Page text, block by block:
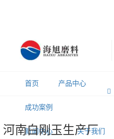
首页 产品中心
成功案例
新闻中心 关于我们
河南白刚玉生产厂